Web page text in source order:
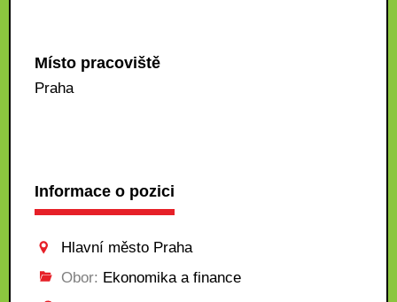
Místo pracoviště
Praha
Informace o pozici
Hlavní město Praha
Obor: Ekonomika a finance